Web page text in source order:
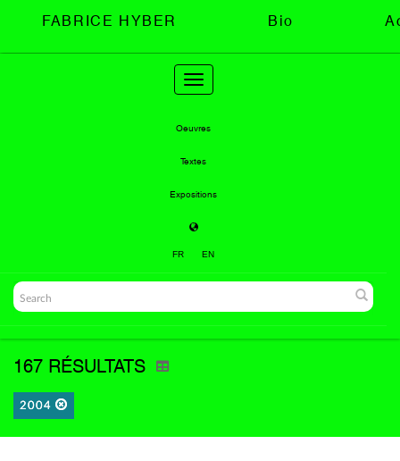
FABRICE HYBER Bio
Toggle
navigation
Oeuvres
Textes
Expositions
FR EN
167 RÉSULTATS
2004